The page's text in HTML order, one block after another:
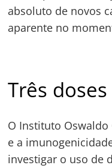
absoluto de novos
aparente no
Três doses
O Instituto Oswaldo
e a
investigar o uso de